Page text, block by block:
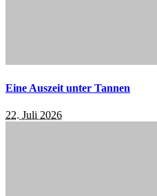
Eine Auszeit unter Tannen
22. Juli 2026